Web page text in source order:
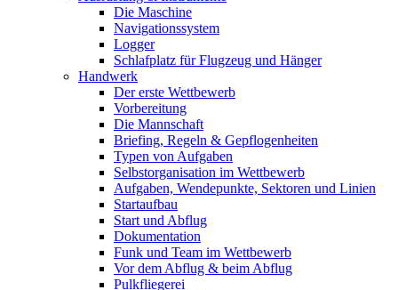
Die Maschine
Navigationssystem
Logger
Schlafplatz für Flugzeug und Hänger
Handwerk
Der erste Wettbewerb
Vorbereitung
Die Mannschaft
Briefing, Regeln & Gepflogenheiten
Typen von Aufgaben
Selbstorganisation im Wettbewerb
Aufgaben, Wendepunkte, Sektoren und Linien
Startaufbau
Start und Abflug
Dokumentation
Funk und Team im Wettbewerb
Vor dem Abflug & beim Abflug
Pulkfliegerei